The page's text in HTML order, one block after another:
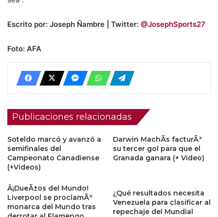
Escrito por: Joseph Ñambre | Twitter: @JosephSports27
Foto: AFA
Publicaciones relacionadas
Soteldo marcó y avanzó a
semifinales del
Campeonato Canadiense
(+Videos)
Darwin MachÃ­s facturÃ³
su tercer gol para que el
Granada ganara (+ Video)
Â¡DueÃ±os del Mundo!
Liverpool se proclamÃ³
monarca del Mundo tras
¿Qué resultados necesita
Venezuela para clasificar al
repechaje del Mundial